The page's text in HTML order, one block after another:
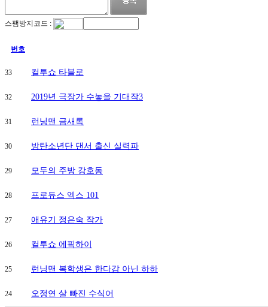
스팸방지코드 :
번호
33 컬투쇼 타블로
32 2019년 극장가 수놓을 기대작3
31 런닝맨 금새록
30 방탄소년단 댄서 출신 실력파
29 모두의 주방 강호동
28 프로듀스 엑스 101
27 애유기 정은숙 작가
26 컬투쇼 에픽하이
25 런닝맨 복학생은 한다감 아닌 하하
24 오정연 살 빠진 수식어